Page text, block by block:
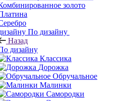
золото
По дизайну
Назад
дизайну
Классика
Дорожка
Обручальное
Малинки
Самородки